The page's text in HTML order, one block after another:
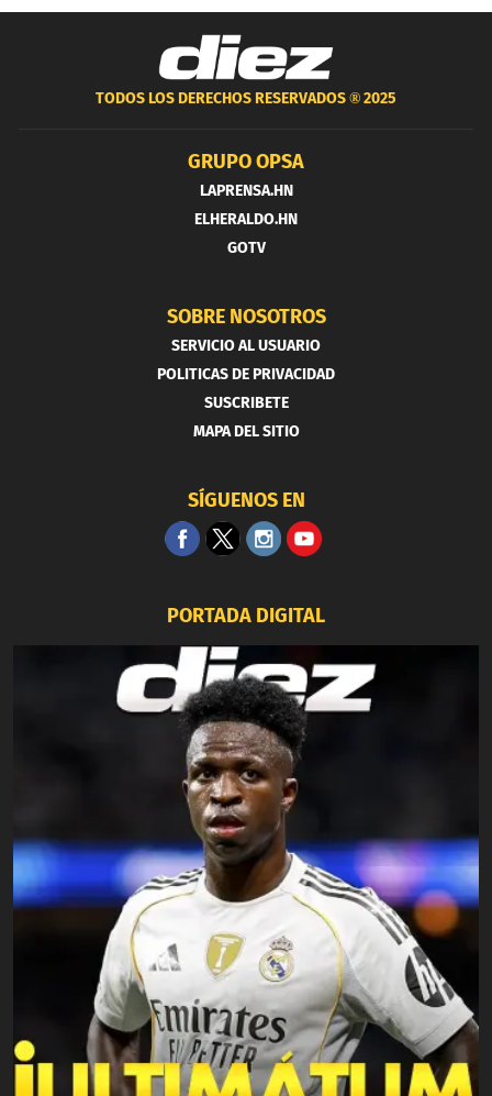
TODOS LOS DERECHOS RESERVADOS ®2025
GRUPO OPSA
LAPRENSA.HN
ELHERALDO.HN
GOTV
SOBRE NOSOTROS
SERVICIO AL USUARIO
POLITICAS DE PRIVACIDAD
SUSCRIBETE
MAPA DEL SITIO
SÍGUENOS EN
PORTADA DIGITAL